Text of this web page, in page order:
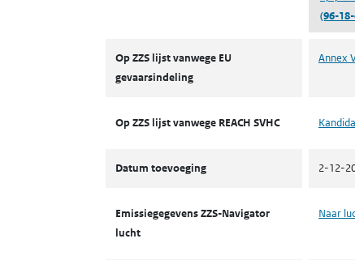
(96-
Op ZZS lijst vanwege EU
gevaarsindeling
Annex
Op ZZS lijst vanwege REACH SVHC
Datum toevoeging 2-12-
Emissiegegevens ZZS-Navigator
lucht
Naar